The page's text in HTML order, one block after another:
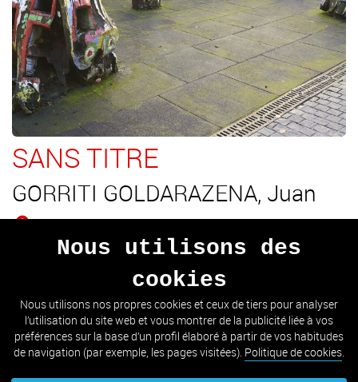
SANS TITRE
GORRITI GOLDARAZENA, Juan
Antiguo (Place Clara Campoamor)
éléments en bois et d'une frise décorée.
VOIR DÉTAIL
Nous utilisons des
cookies
Nous utilisons nos propres cookies et ceux de tiers pour analyser
l’utilisation du site web et vous montrer de la publicité liée à vos
préférences sur la base d’un profil élaboré à partir de vos habitudes
de navigation (par exemple, les pages visitées). Politique de cookies.